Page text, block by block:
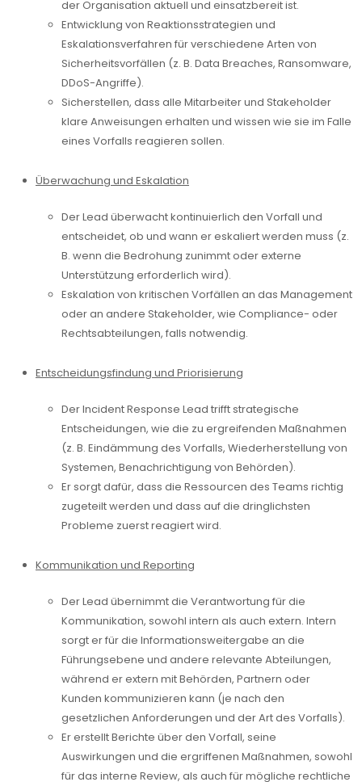
der Organisation aktuell und einsatzbereit ist.
Entwicklung von Reaktionsstrategien und
Eskalationsverfahren für verschiedene Arten von
Sicherheitsvorfällen (z. B. Data Breaches, Ransomware,
DDoS-Angriffe).
Sicherstellen, dass alle Mitarbeiter und Stakeholder
klare Anweisungen erhalten und wissen wie sie im Falle
eines Vorfalls reagieren sollen.
Überwachung und Eskalation
Der Lead überwacht kontinuierlich den Vorfall und
entscheidet, ob und wann er eskaliert werden muss (z.
B. wenn die Bedrohung zunimmt oder externe
Unterstützung erforderlich wird).
Eskalation von kritischen Vorfällen an das Management
oder an andere Stakeholder, wie Compliance- oder
Rechtsabteilungen, falls notwendig.
Entscheidungsfindung und Priorisierung
Der Incident Response Lead trifft strategische
Entscheidungen, wie die zu ergreifenden Maßnahmen
(z. B. Eindämmung des Vorfalls, Wiederherstellung von
Systemen, Benachrichtigung von Behörden).
Er sorgt dafür, dass die Ressourcen des Teams richtig
zugeteilt werden und dass auf die dringlichsten
Probleme zuerst reagiert wird.
Kommunikation und Reporting
Der Lead übernimmt die Verantwortung für die
Kommunikation, sowohl intern als auch extern. Intern
sorgt er für die Informationsweitergabe an die
Führungsebene und andere relevante Abteilungen,
während er extern mit Behörden, Partnern oder
Kunden kommunizieren kann (je nach den
gesetzlichen Anforderungen und der Art des Vorfalls).
Er erstellt Berichte über den Vorfall, seine
Auswirkungen und die ergriffenen Maßnahmen, sowohl
für das interne Review, als auch für mögliche rechtliche